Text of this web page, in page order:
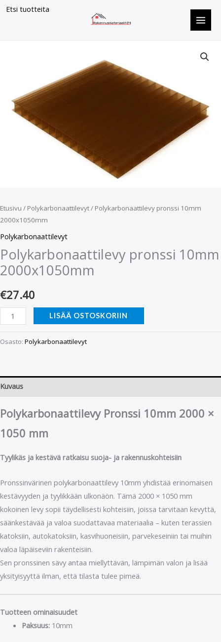
Etsi tuotteita
Siirry
Etusivu / Polykarbonaattilevyt/ Polykarbonaattilevy pronssi 10mm
2000x1050mm
Polykarbonaattilevyt
Polykarbonaattilevy pronssi 10mm
2000x1050mm
€27.40
2000x1050mm
määrä
LISÄÄ OSTOSKORIIN
Osasto: Polykarbonaattilevyt
Kuvaus
Polykarbonaattilevy Pronssi 10mm 2000 ×
1050 mm
Tyylikäs ja kestävä ratkaisu suoja- ja rakennuskohteisiin
Pronssinvärinen polykarbonaattilevy 10mm yhdistää erinomaisen
kestävyyden ja tyylikkään ulkonäön. Tämä 2000 × 1050 mm
kokoinen levy sopii täydellisesti kohteisiin, joissa tarvitaan kevyttä,
säänkestävää ja valoa suodattavaa materiaalia – kuten terassien
katoksiin, autokatoksiin, kasvihuoneisiin, parvekeseiniin tai muihin
valoa läpäiseviin rakenteisiin.
Sen pronssinen sävy antaa miellyttävän, lämpimän valon ja lisää
yksityisyyttä ilman, että tilasta tulee pimeä.
Tuotteen ominaisuudet
Paksuus:10mm